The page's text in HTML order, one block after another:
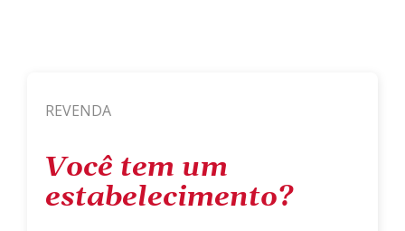
REVENDA
Você tem um
estabelecimento?